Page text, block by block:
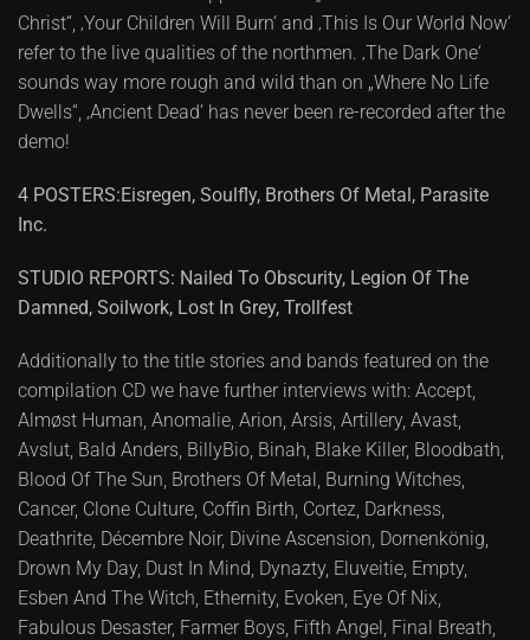
Christ“, ‚Your Children Will Burn‘ and ‚This Is Our World Now‘
refer to the live qualities of the northmen. ‚The Dark One‘
sounds way more rough and wild than on „Where No Life
Dwells“, ‚Ancient Dead‘ has never been re-recorded after the
demo!
4 POSTERS:Eisregen, Soulfly, Brothers Of Metal, Parasite
Inc.
STUDIO REPORTS: Nailed To Obscurity, Legion Of The
Damned, Soilwork, Lost In Grey, Trollfest
Additionally to the title stories and bands featured on the
compilation CD we have further interviews with: Accept,
Almøst Human, Anomalie, Arion, Arsis, Artillery, Avast,
Avslut, Bald Anders, BillyBio, Binah, Blake Killer, Bloodbath,
Blood Of The Sun, Brothers Of Metal, Burning Witches,
Cancer, Clone Culture, Coffin Birth, Cortez, Darkness,
Deathrite, Décembre Noir, Divine Ascension, Dornenkönig,
Drown My Day, Dust In Mind, Dynazty, Eluveitie, Empty,
Esben And The Witch, Ethernity, Evoken, Eye Of Nix,
Fabulous Desaster, Farmer Boys, Fifth Angel, Final Breath,